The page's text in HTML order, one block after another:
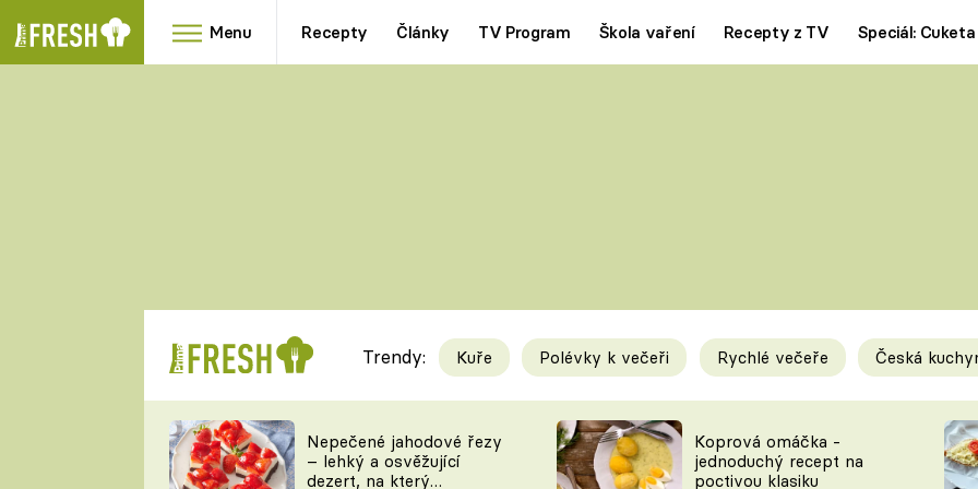
Menu Recepty Články TV Program Škola vaření Recepty z TV Speciál: Cuketa
RYCHLOVKY
Videorecepty
TEĎ VAŘÍ ŠÉF!
Tipy a triky
KAM ZA JÍDLEM
Trendy: Kuře Polévky k večeři Rychlé večeře Česká
Nepečené jahodové řezy
– lehký a osvěžující
dezert, na který
Koprová omáčka -
jednoduchý recept na
poctivou klasiku